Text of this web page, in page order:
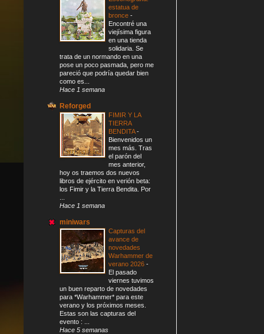
estatua de
bronce -
Encontré una
viejísima figura
en una tienda
solidaria. Se
trata de un normando en una
pose un poco pasmada, pero me
pareció que podría quedar bien
como es...
Hace 1 semana
Reforged
FIMIR Y LA
TIERRA
BENDITA-
Bienvenidos un
mes más. Tras
el parón del
mes anterior,
hoy os traemos dos nuevos
libros de ejército en verión beta:
los Fimir y la Tierra Bendita. Por
Hace 1 semana
miniwars
Capturas del
avance de
novedades
Warhammer de
verano 2026 -
El pasado
viernes tuvimos
un buen reparto de novedades
para *Warhammer* para este
verano y los próximos meses.
Estas son las capturas del
evento : ...
Hace 5 semanas